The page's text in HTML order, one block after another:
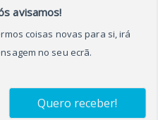
Seguros Protector
Artigos e Notícias